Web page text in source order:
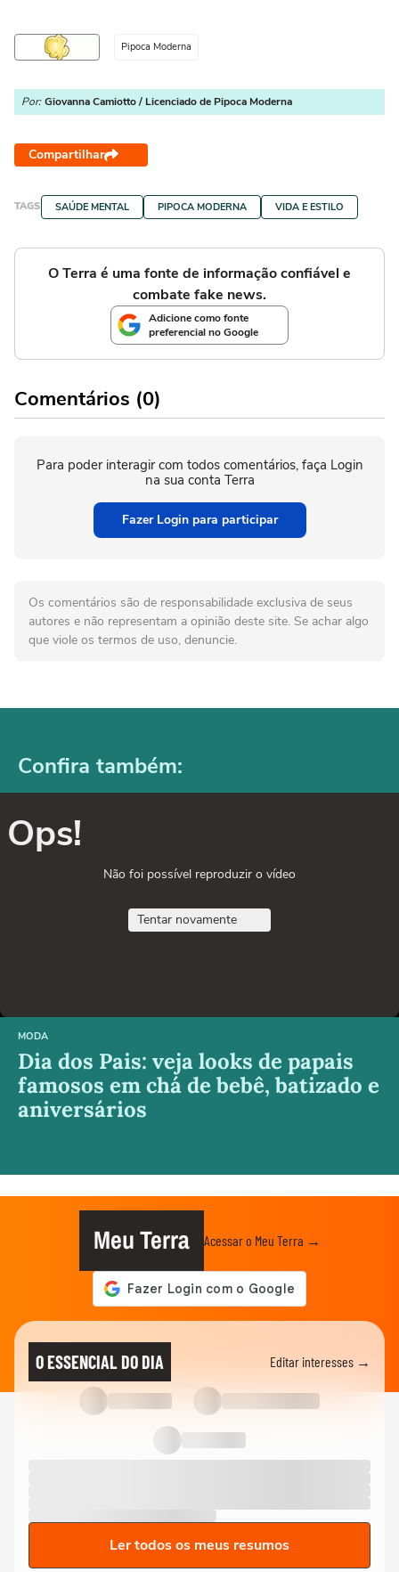
Pipoca Moderna
Por: Giovanna Camiotto / Licenciado de Pipoca Moderna
Compartilhar
TAGS SAÚDE MENTAL PIPOCA MODERNA VIDA E ESTILO
O Terra é uma fonte de informação confiável e
combate fake news.
Adicione como fonte
preferencial no Google
Comentários (0)
Para poder interagir com todos comentários, faça Login
na sua conta Terra
Fazer Login para participar
Os comentários são de responsabilidade exclusiva de seus
autores e não representam a opinião deste site. Se achar algo
que viole os termos de uso, denuncie.
Confira também:
Ops!
Não foi possível reproduzir o vídeo
Tentar novamente
MODA
Dia dos Pais: veja looks de papais
famosos em chá de bebê, batizado e
aniversários
Meu Terra Acessar o Meu Terra →
O ESSENCIAL DO DIA Editar interesses →
Ler todos os meus resumos